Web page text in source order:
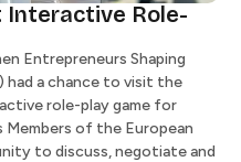
Interactive Role-
Entrepreneurs Shaping
had a chance to visit the
role-play game for
of the European
to discuss, negotiate and